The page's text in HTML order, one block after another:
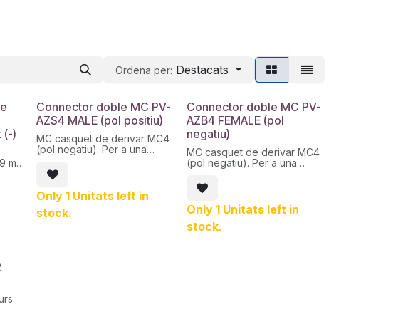
Ordena per: Destacats
(-)
mm
Connector doble MC PV-
AZS4 MALE (pol positiu)
MC casquet de derivar MC4
(pol negatiu). Per a una
simple o sèrie-paral·lel de
mòduls fotovoltaics.
Only 1 Unitats left in
stock.
Connector doble MC PV-
AZB4 FEMALE (pol
negatiu)
MC casquet de derivar MC4
(pol negatiu). Per a una
simple o sèrie-paral·lel de
mòduls fotovoltaics.
Only 1 Unitats left in
stock.